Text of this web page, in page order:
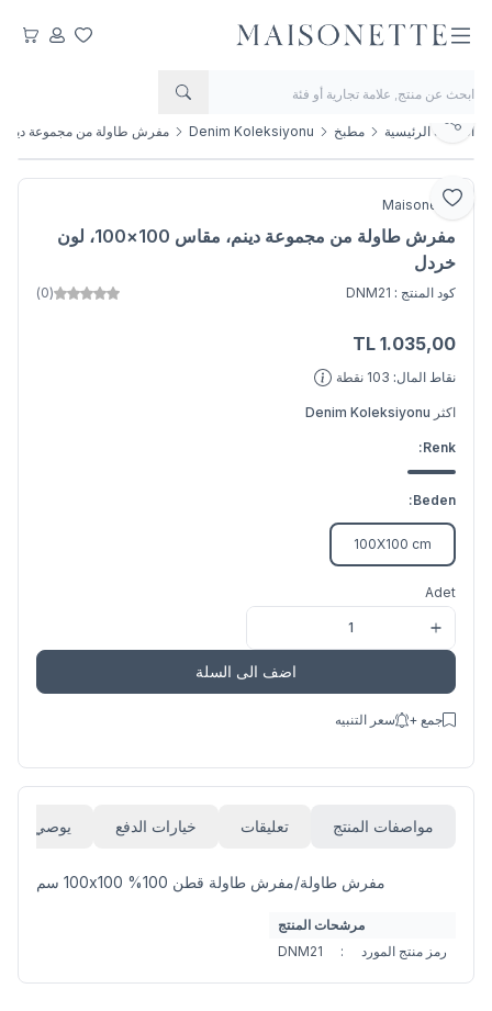
مفضلتيحسابيعربتي
الصفحة الرئيسية مطبخ Denim Koleksiyonu مفرش طاولة من مجموعة دينم، مقاس
أضف إلى المفضلة
يشارك
Maisonette
مفرش طاولة من مجموعة دينم، مقاس 100×100، لون
خردل
كود المنتج : DNM21
(0)
1.035,00
نقاط المال: 103 نقطة
اكثر Denim Koleksiyonu
Renk:
Beden:
100X100 cm
Adet
اضف الى السلة
جمع + سعر التنبيه
مواصفات المنتج تعليقات خيارات الدفع يوصي
مفرش طاولة/مفرش طاولة قطن 100% 100x100 سم
مرشحات المنتج
رمز منتج المورد
:
DNM21